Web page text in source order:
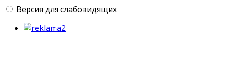
Версия для слабовидящих